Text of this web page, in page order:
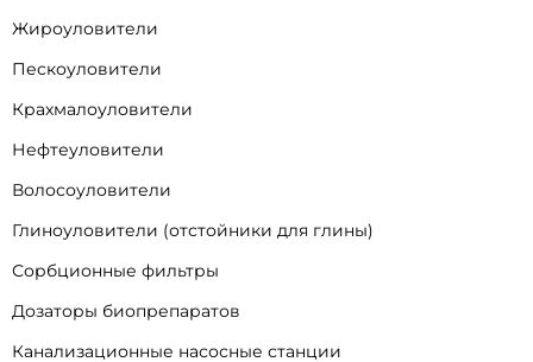
Жироуловители
Пескоуловители
Крахмалоуловители
Нефтеуловители
Волосоуловители
Глиноуловители (отстойники для глины)
Сорбционные фильтры
Дозаторы биопрепаратов
Канализационные насосные станции